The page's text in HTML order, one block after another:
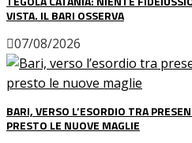
VIDEO
Home
News
Amarcord
VISTA. IL BARI OSSERVA
07/08/2026
BARI, VERSO L’ESORDIO TRA
PRESTO LE NUOVE MAGLIE